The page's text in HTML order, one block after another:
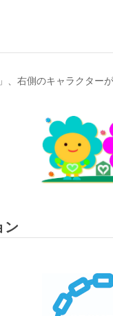
、右側のキャラクター
ン